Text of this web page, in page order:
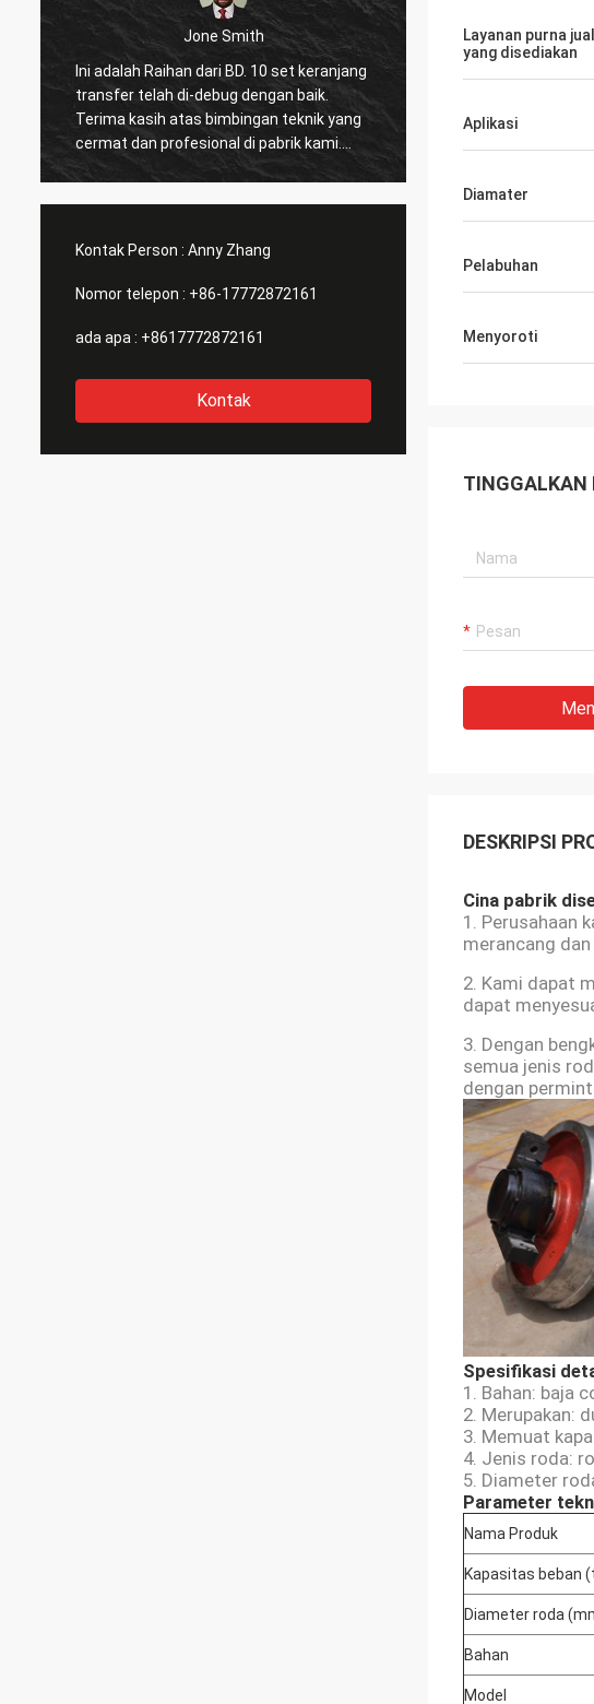
Mohammed
Hai, ini adalah pertama kalinya saya
datang ke China dan mengunjungi pabrik
dua kali dalam satu tahun, layanan yang
luar biasa menggerakkan saya berulang
kali dan berbagi banyak hal menarik
Anda benar-benar
lima!
Kontak Person : Anny Zhang
Nomor telepon : +86-17772872161
ada apa : +8617772872161
Kontak
Layanan purna jual
yang disediakan
Aplikasi
Diamater
Pelabuhan
Menyoroti
TINGGALKAN
DESKRIPSI
Cina pabrik
1. Perusahaan
merancang
2. Kami dapat
dapat
3. Dengan
semua jenis
dengan
Spesifikasi
1. Bahan: baja
2. Merupakan:
3. Memuat
4. Jenis roda:
5. Diameter
Parameter
Nama Produk
Kapasitas beban
Diameter roda
Bahan
Model